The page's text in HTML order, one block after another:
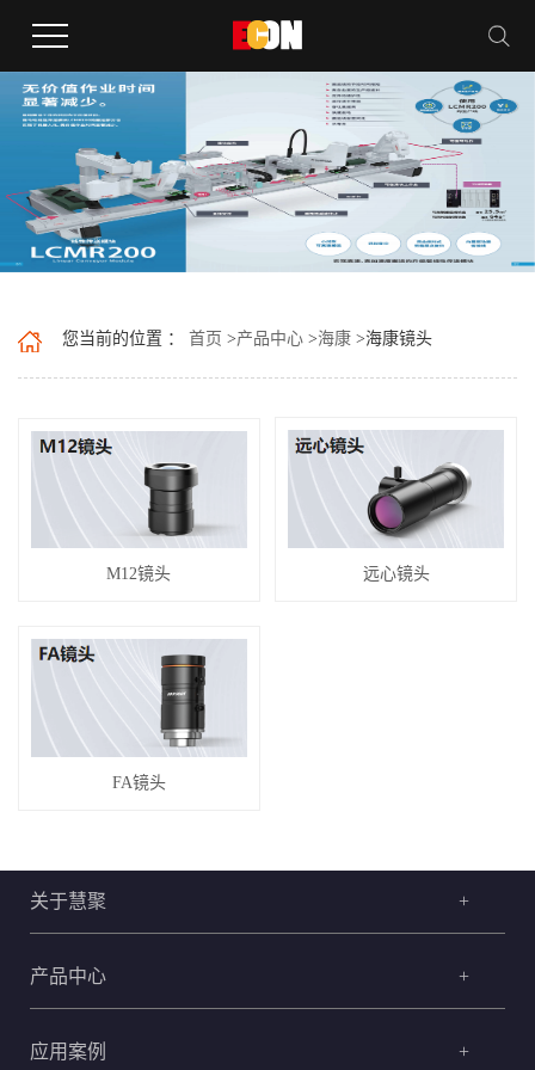
您当前的位置 ： 首页 >产品中心 >海康 >海康镜头
M12镜头 远心镜头
FA镜头
关于慧聚 +
产品中心 +
应用案例 +